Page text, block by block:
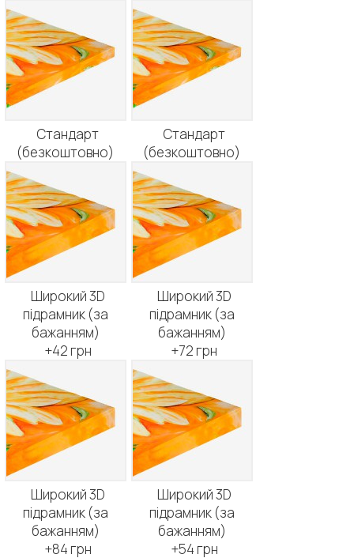
Стандарт
(безкоштовно)
Стандарт
(безкоштовно)
Широкий 3D
підрамник (за
бажанням)
+42 грн
Широкий 3D
підрамник (за
бажанням)
+72 грн
Широкий 3D
підрамник (за
бажанням)
+84 грн
Широкий 3D
підрамник (за
бажанням)
+54 грн